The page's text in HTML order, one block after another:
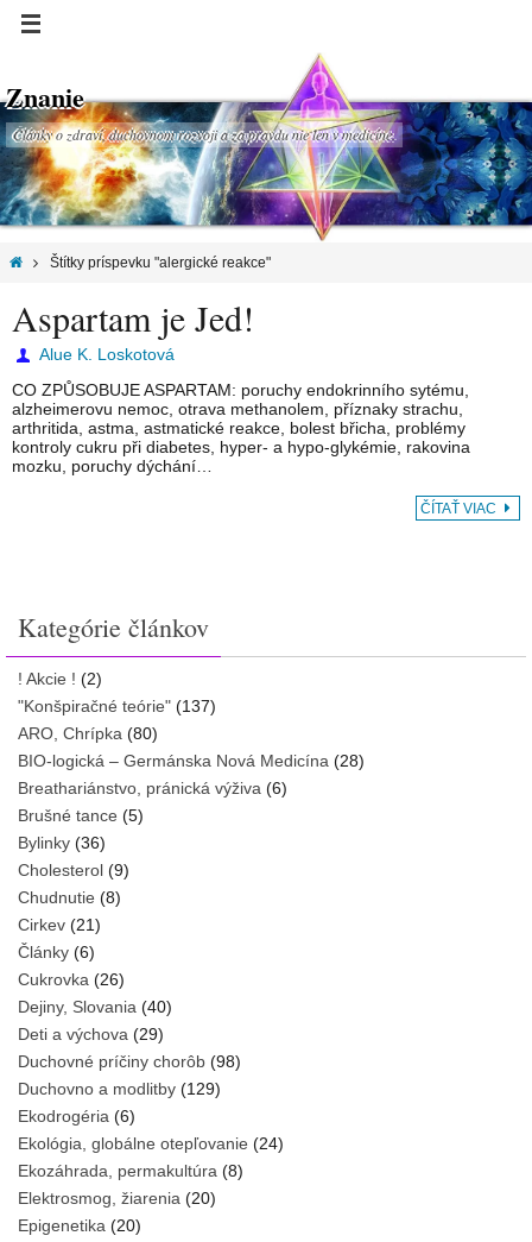
Znanie
Články o zdraví, duchovnom rozvoji a za pravdu nie len v medicíne.
Štítky príspevku "alergické reakce"
Aspartam je Jed!
Alue K. Loskotová
CO ZPŮSOBUJE ASPARTAM: poruchy endokrinního sytému,
alzheimerovu nemoc, otrava methanolem, příznaky strachu,
arthritida, astma, astmatické reakce, bolest břicha, problémy
kontroly cukru při diabetes, hyper- a hypo-glykémie, rakovina
mozku, poruchy dýchání…
ČÍTAŤ VIAC
Kategórie článkov
! Akcie ! (2)
"Konšpiračné teórie" (137)
ARO, Chrípka (80)
BIO-logická – Germánska Nová Medicína (28)
Breathariánstvo, pránická výživa (6)
Brušné tance (5)
Bylinky (36)
Cholesterol (9)
Chudnutie (8)
Cirkev (21)
Články (6)
Cukrovka (26)
Dejiny, Slovania (40)
Deti a výchova (29)
Duchovné príčiny chorôb (98)
Duchovno a modlitby (129)
Ekodrogéria (6)
Ekológia, globálne otepľovanie (24)
Ekozáhrada, permakultúra (8)
Elektrosmog, žiarenia (20)
Epigenetika (20)